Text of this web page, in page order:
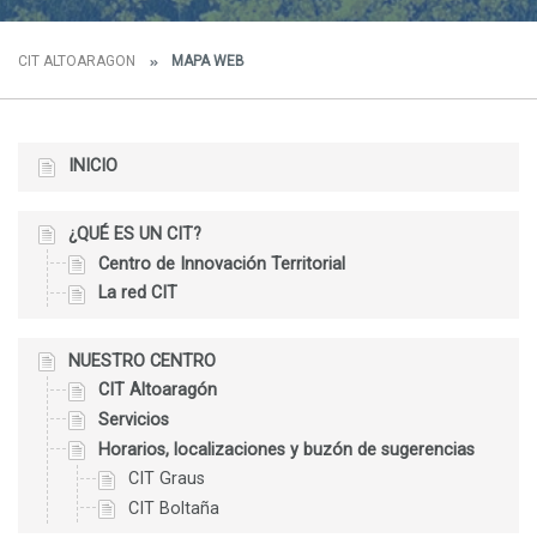
CIT ALTOARAGON MAPA WEB
INICIO
¿QUÉ ES UN CIT?
Centro de Innovación Territorial
La red CIT
NUESTRO CENTRO
CIT Altoaragón
Servicios
Horarios, localizaciones y buzón de sugerencias
CIT Graus
CIT Boltaña